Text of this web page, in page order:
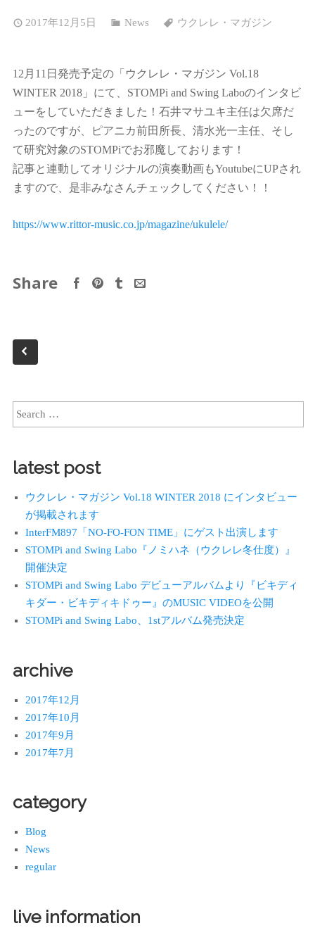
2017年12月5日 News ウクレレ・マガジン
12月11日発売予定の「ウクレレ・マガジン Vol.18
WINTER 2018」にて、STOMPi and Swing Laboのインタビ
ューをしていただきました！石井マサユキ主任は欠席だ
ったのですが、ピアニカ前田所長、清水光一主任、そし
て研究対象のSTOMPiでお邪魔しております！
記事と連動してオリジナルの演奏動画もYoutubeにUPされ
ますので、是非みなさんチェックしてください！！
https://www.rittor-music.co.jp/magazine/ukulele/
Share
latest post
ウクレレ・マガジン Vol.18 WINTER 2018 にインタビュー
が掲載されます
InterFM897「NO-FO-FON TIME」にゲスト出演します
STOMPi and Swing Labo『ノミハネ（ウクレレ冬仕度）』
開催決定
STOMPi and Swing Labo デビューアルバムより『ビキディ
キダー・ビキディキドゥー』のMUSIC VIDEOを公開
STOMPi and Swing Labo、1stアルバム発売決定
archive
2017年12月
2017年10月
2017年9月
2017年7月
category
Blog
News
regular
live information